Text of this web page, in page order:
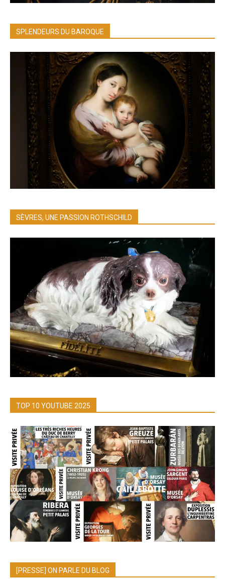
SPLENDEURS DU BAROQUE
SÈVRES, UNE PASSION ROTHSCHILD
TOP 10 YOUTUBE 2025
[PRESSE] ON PARLE DU BLOG